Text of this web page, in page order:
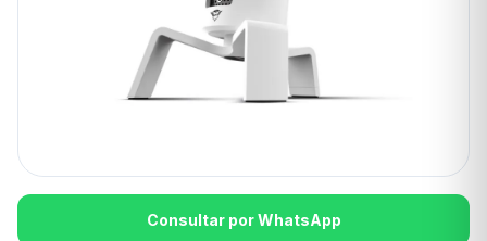
Consultar por WhatsApp